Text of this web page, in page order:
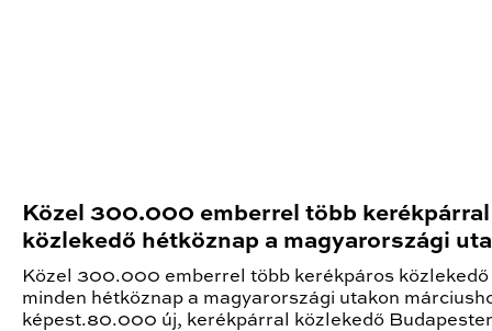
Közel 300.000 emberrel több kerékpárral
közlekedő hétköznap a magyarországi
Közel 300.000 emberrel több kerékpáros közlekedő
minden hétköznap a magyarországi utakon
képest.80.000 új, kerékpárral közlekedő